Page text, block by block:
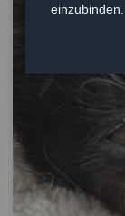
einzubinden.